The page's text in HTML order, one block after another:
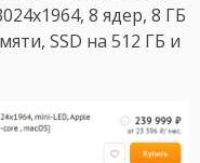
8 ядер, 8 ГБ
SSD на 512 ГБ и